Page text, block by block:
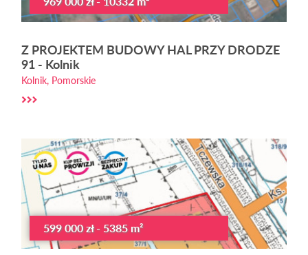
Z PROJEKTEM BUDOWY HAL PRZY DRODZE
91 - Kolnik
Kolnik, Pomorskie
599 000 zł - 5385 m²